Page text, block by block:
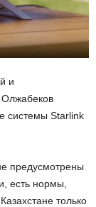
и
системы Starlink
предусмотрены
есть нормы,
только